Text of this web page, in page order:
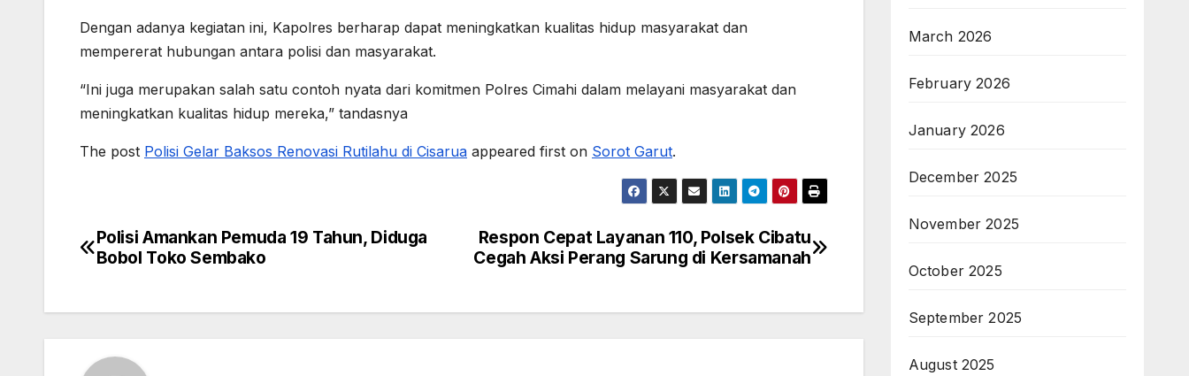
Dengan adanya kegiatan ini, Kapolres berharap dapat meningkatkan kualitas hidup masyarakat dan
mempererat hubungan antara polisi dan masyarakat.
“Ini juga merupakan salah satu contoh nyata dari komitmen Polres Cimahi dalam melayani masyarakat dan
meningkatkan kualitas hidup mereka,” tandasnya
The post Polisi Gelar Baksos Renovasi Rutilahu di Cisarua appeared first on Sorot Garut.
Post
Respon Cepat Layanan 110, Polsek Cibatu
Cegah Aksi Perang Sarung di Kersamanah
Polisi Amankan Pemuda 19 Tahun, Diduga
Bobol Toko Sembako
March 2026
February 2026
January 2026
December 2025
November 2025
October 2025
September 2025
August 2025